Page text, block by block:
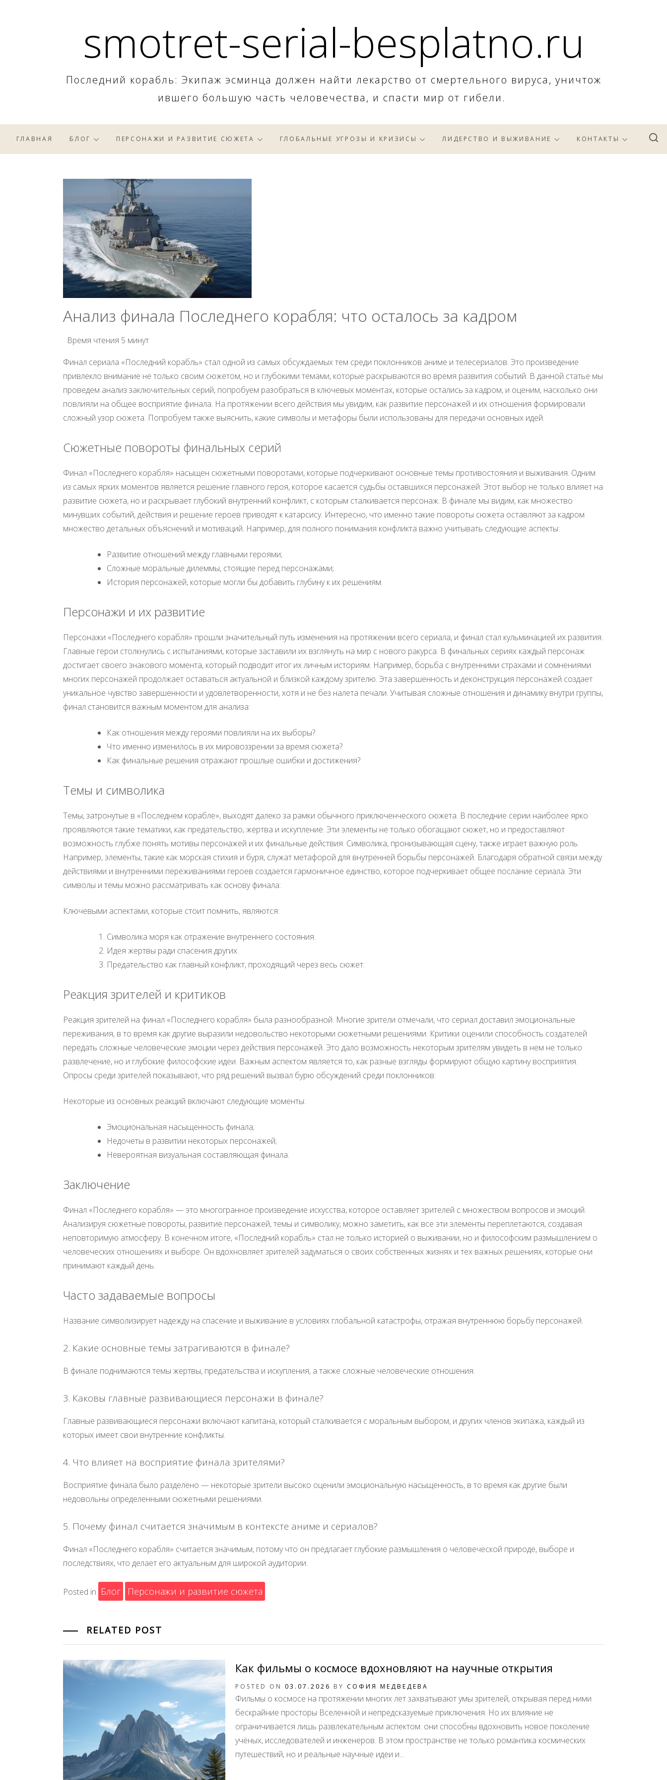
smotret-serial-besplatno.ru
Последний корабль: Экипаж эсминца должен найти лекарство от смертельного вируса, уничтож
ившего большую часть человечества, и спасти мир от гибели.
ГЛАВНАЯ БЛОГ ПЕРСОНАЖИ И РАЗВИТИЕ СЮЖЕТА ГЛОБАЛЬНЫЕ УГРОЗЫ И КРИЗИСЫ ЛИДЕРСТВО И ВЫЖИВАНИЕ КОНТАКТЫ
Анализ финала Последнего корабля: что осталось за кадром
Время чтения 5 минут
Финал сериала «Последний корабль» стал одной из самых обсуждаемых тем среди поклонников аниме и телесериалов. Это произведение
привлекло внимание не только своим сюжетом, но и глубокими темами, которые раскрываются во время развития событий. В данной статье мы
проведем анализ заключительных серий, попробуем разобраться в ключевых моментах, которые остались за кадром, и оценим, насколько они
повлияли на общее восприятие финала. На протяжении всего действия мы увидим, как развитие персонажей и их отношения формировали
сложный узор сюжета. Попробуем также выяснить, какие символы и метафоры были использованы для передачи основных идей.
Сюжетные повороты финальных серий
Финал «Последнего корабля» насыщен сюжетными поворотами, которые подчеркивают основные темы противостояния и выживания. Одним
из самых ярких моментов является решение главного героя, которое касается судьбы оставшихся персонажей. Этот выбор не только влияет на
развитие сюжета, но и раскрывает глубокий внутренний конфликт, с которым сталкивается персонаж. В финале мы видим, как множество
минувших событий, действия и решение героев приводят к катарсису. Интересно, что именно такие повороты сюжета оставляют за кадром
множество детальных объяснений и мотиваций. Например, для полного понимания конфликта важно учитывать следующие аспекты:
Развитие отношений между главными героями;
Сложные моральные дилеммы, стоящие перед персонажами;
История персонажей, которые могли бы добавить глубину к их решениям.
Персонажи и их развитие
Персонажи «Последнего корабля» прошли значительный путь изменения на протяжении всего сериала, и финал стал кульминацией их развития.
Главные герои столкнулись с испытаниями, которые заставили их взглянуть на мир с нового ракурса. В финальных сериях каждый персонаж
достигает своего знакового момента, который подводит итог их личным историям. Например, борьба с внутренними страхами и сомнениями
многих персонажей продолжает оставаться актуальной и близкой каждому зрителю. Эта завершенность и деконструкция персонажей создает
уникальное чувство завершенности и удовлетворенности, хотя и не без налета печали. Учитывая сложные отношения и динамику внутри группы,
финал становится важным моментом для анализа:
Как отношения между героями повлияли на их выборы?
Что именно изменилось в их мировоззрении за время сюжета?
Как финальные решения отражают прошлые ошибки и достижения?
Темы и символика
Темы, затронутые в «Последнем корабле», выходят далеко за рамки обычного приключенческого сюжета. В последние серии наиболее ярко
проявляются такие тематики, как предательство, жертва и искупление. Эти элементы не только обогащают сюжет, но и предоставляют
возможность глубже понять мотивы персонажей и их финальные действия. Символика, пронизывающая сцену, также играет важную роль.
Например, элементы, такие как морская стихия и буря, служат метафорой для внутренней борьбы персонажей. Благодаря обратной связи между
действиями и внутренними переживаниями героев создается гармоничное единство, которое подчеркивает общее послание сериала. Эти
символы и темы можно рассматривать как основу финала:
Ключевыми аспектами, которые стоит помнить, являются:
Символика моря как отражение внутреннего состояния.
Идея жертвы ради спасения других.
Предательство как главный конфликт, проходящий через весь сюжет.
Реакция зрителей и критиков
Реакция зрителей на финал «Последнего корабля» была разнообразной. Многие зрители отмечали, что сериал доставил эмоциональные
переживания, в то время как другие выразили недовольство некоторыми сюжетными решениями. Критики оценили способность создателей
передать сложные человеческие эмоции через действия персонажей. Это дало возможность некоторым зрителям увидеть в нем не только
развлечение, но и глубокие философские идеи. Важным аспектом является то, как разные взгляды формируют общую картину восприятия.
Опросы среди зрителей показывают, что ряд решений вызвал бурю обсуждений среди поклонников:
Некоторые из основных реакций включают следующие моменты:
Эмоциональная насыщенность финала;
Недочеты в развитии некоторых персонажей;
Невероятная визуальная составляющая финала.
Заключение
Финал «Последнего корабля» — это многогранное произведение искусства, которое оставляет зрителей с множеством вопросов и эмоций.
Анализируя сюжетные повороты, развитие персонажей, темы и символику, можно заметить, как все эти элементы переплетаются, создавая
неповторимую атмосферу. В конечном итоге, «Последний корабль» стал не только историей о выживании, но и философским размышлением о
человеческих отношениях и выборе. Он вдохновляет зрителей задуматься о своих собственных жизнях и тех важных решениях, которые они
принимают каждый день.
Часто задаваемые вопросы
Название символизирует надежду на спасение и выживание в условиях глобальной катастрофы, отражая внутреннюю борьбу персонажей.
2. Какие основные темы затрагиваются в финале?
В финале поднимаются темы жертвы, предательства и искупления, а также сложные человеческие отношения.
3. Каковы главные развивающиеся персонажи в финале?
Главные развивающиеся персонажи включают капитана, который сталкивается с моральным выбором, и других членов экипажа, каждый из
которых имеет свои внутренние конфликты.
4. Что влияет на восприятие финала зрителями?
Восприятие финала было разделено — некоторые зрители высоко оценили эмоциональную насыщенность, в то время как другие были
недовольны определенными сюжетными решениями.
5. Почему финал считается значимым в контексте аниме и сериалов?
Финал «Последнего корабля» считается значимым, потому что он предлагает глубокие размышления о человеческой природе, выборе и
последствиях, что делает его актуальным для широкой аудитории.
Posted in Блог Персонажи и развитие сюжета
RELATED POST
Как фильмы о космосе вдохновляют на научные открытия
POSTED ON 03.07.2026 BY СОФИЯ МЕДВЕДЕВА
Фильмы о космосе на протяжении многих лет захватывают умы зрителей, открывая перед ними
бескрайние просторы Вселенной и непредсказуемые приключения. Но их влияние не
ограничивается лишь развлекательным аспектом: они способны вдохновить новое поколение
учёных, исследователей и инженеров. В этом пространстве не только романтика космических
путешествий, но и реальные научные идеи и...